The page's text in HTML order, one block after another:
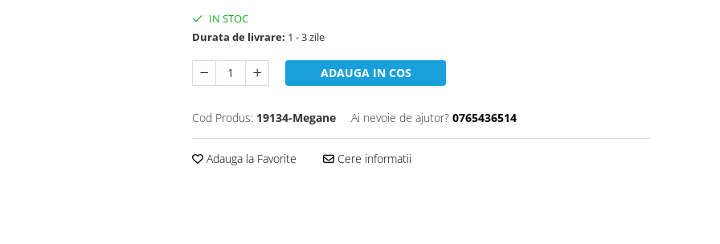
IN STOC
Durata de livrare: 1 - 3 zile
ADAUGA IN COS
Cod Produs: 19134-Megane Ai nevoie de ajutor? 0765436514
Adauga la Favorite Cere informatii